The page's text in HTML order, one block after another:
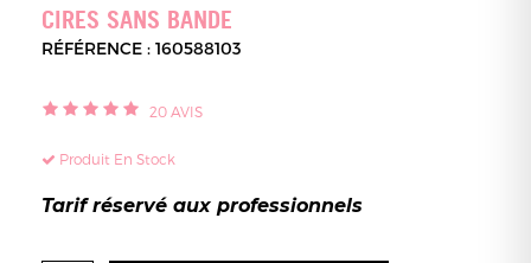
CIRES SANS BANDE
RÉFÉRENCE : 160588103
20 AVIS
Produit En Stock
Tarif réservé aux professionnels